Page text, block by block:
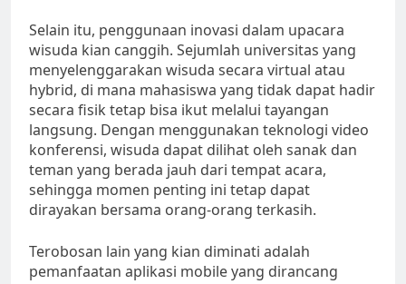
Selain itu, penggunaan inovasi dalam upacara
wisuda kian canggih. Sejumlah universitas yang
menyelenggarakan wisuda secara virtual atau
hybrid, di mana mahasiswa yang tidak dapat hadir
secara fisik tetap bisa ikut melalui tayangan
langsung. Dengan menggunakan teknologi video
konferensi, wisuda dapat dilihat oleh sanak dan
teman yang berada jauh dari tempat acara,
sehingga momen penting ini tetap dapat
dirayakan bersama orang-orang terkasih.
Terobosan lain yang kian diminati adalah
pemanfaatan aplikasi mobile yang dirancang